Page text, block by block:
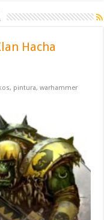
Hacha
, pintura,warhammer